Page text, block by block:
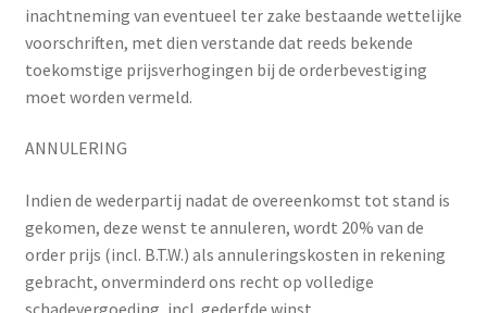
inachtneming van eventueel ter zake bestaande wettelijke
voorschriften, met dien verstande dat reeds bekende
toekomstige prijsverhogingen bij de orderbevestiging
moet worden vermeld.
ANNULERING
Indien de wederpartij nadat de overeenkomst tot stand is
gekomen, deze wenst te annuleren, wordt 20% van de
order prijs (incl. B.T.W.) als annuleringskosten in rekening
gebracht, onverminderd ons recht op volledige
schadevergoeding, incl. gederfde winst.